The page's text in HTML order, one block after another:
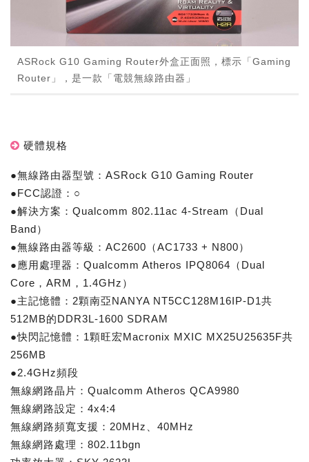
ASRock G10 Gaming Router外盒正面照，標示「Gaming
Router」，是一款「電競無線路由器」
硬體規格
●無線路由器型號：ASRock G10 Gaming Router
●FCC認證：○
●解決方案：Qualcomm 802.11ac 4-Stream（Dual
Band）
●無線路由器等級：AC2600（AC1733 + N800）
●應用處理器：Qualcomm Atheros IPQ8064（Dual
Core，ARM，1.4GHz）
●主記憶體：2顆南亞NANYA NT5CC128M16IP-D1共
512MB的DDR3L-1600 SDRAM
●快閃記憶體：1顆旺宏Macronix MXIC MX25U25635F共
256MB
●2.4GHz頻段
無線網路晶片：Qualcomm Atheros QCA9980
無線網路設定：4x4:4
無線網路頻寬支援：20MHz、40MHz
無線網路處理：802.11bgn